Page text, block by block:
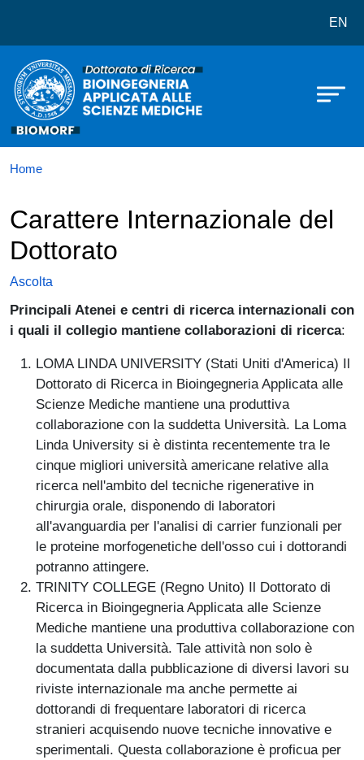
Dottorato in Bioingegneria EN
Home
Carattere Internazionale del
Dottorato
Ascolta
Principali Atenei e centri di ricerca internazionali con
i quali il collegio mantiene collaborazioni di ricerca:
LOMA LINDA UNIVERSITY (Stati Uniti d'America) Il
Dottorato di Ricerca in Bioingegneria Applicata alle
Scienze Mediche mantiene una produttiva
collaborazione con la suddetta Università. La Loma
Linda University si è distinta recentemente tra le
cinque migliori università americane relative alla
ricerca nell'ambito del tecniche rigenerative in
chirurgia orale, disponendo di laboratori
all'avanguardia per l'analisi di carrier funzionali per
le proteine morfogenetiche dell'osso cui i dottorandi
potranno attingere.
TRINITY COLLEGE (Regno Unito) Il Dottorato di
Ricerca in Bioingegneria Applicata alle Scienze
Mediche mantiene una produttiva collaborazione con
la suddetta Università. Tale attività non solo è
documentata dalla pubblicazione di diversi lavori su
riviste internazionale ma anche permette ai
dottorandi di frequentare laboratori di ricerca
stranieri acquisendo nuove tecniche innovative e
sperimentali. Questa collaborazione è proficua per